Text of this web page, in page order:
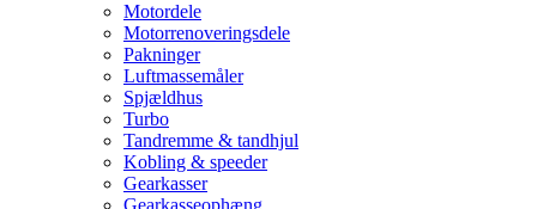
Motordele
Motorrenoveringsdele
Pakninger
Luftmassemåler
Spjældhus
Turbo
Tandremme & tandhjul
Kobling & speeder
Gearkasser
Gearkasseophæng